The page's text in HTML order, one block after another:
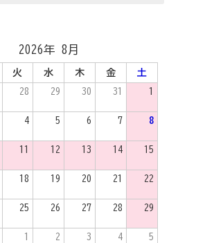
2026年 8月
火 水 木 金
土
28 29 30 31 1
4 5 6 7 8
11 12 13 14 15
18 19 20 21 22
25 26 27 28 29
1 2 3 4 5